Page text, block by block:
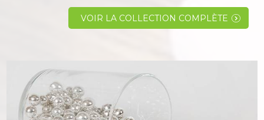
spécialiste dans la dragée, ayant des années d'...
VOIR LA COLLECTION COMPLÈTE